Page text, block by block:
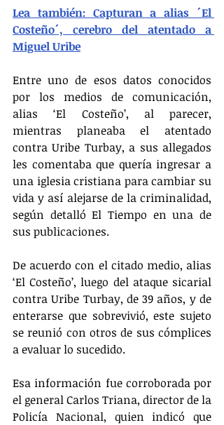
Lea también: Capturan a alias ´El
Costeño´, cerebro del atentado a
Miguel Uribe
Entre uno de esos datos conocidos
por los medios de comunicación,
alias ‘El Costeño’, al parecer,
mientras planeaba el atentado
contra Uribe Turbay, a sus allegados
les comentaba que quería ingresar a
una iglesia cristiana para cambiar su
vida y así alejarse de la criminalidad,
según detalló El Tiempo en una de
sus publicaciones.
De acuerdo con el citado medio, alias
‘El Costeño’, luego del ataque sicarial
contra Uribe Turbay, de 39 años, y de
enterarse que sobrevivió, este sujeto
se reunió con otros de sus cómplices
a evaluar lo sucedido.
Esa información fue corroborada por
el general Carlos Triana, director de la
Policía Nacional, quien indicó que